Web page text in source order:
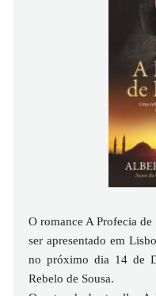
O romance A Profecia
ser apresentado em
no próximo dia 14 de
Rebelo de Sousa.